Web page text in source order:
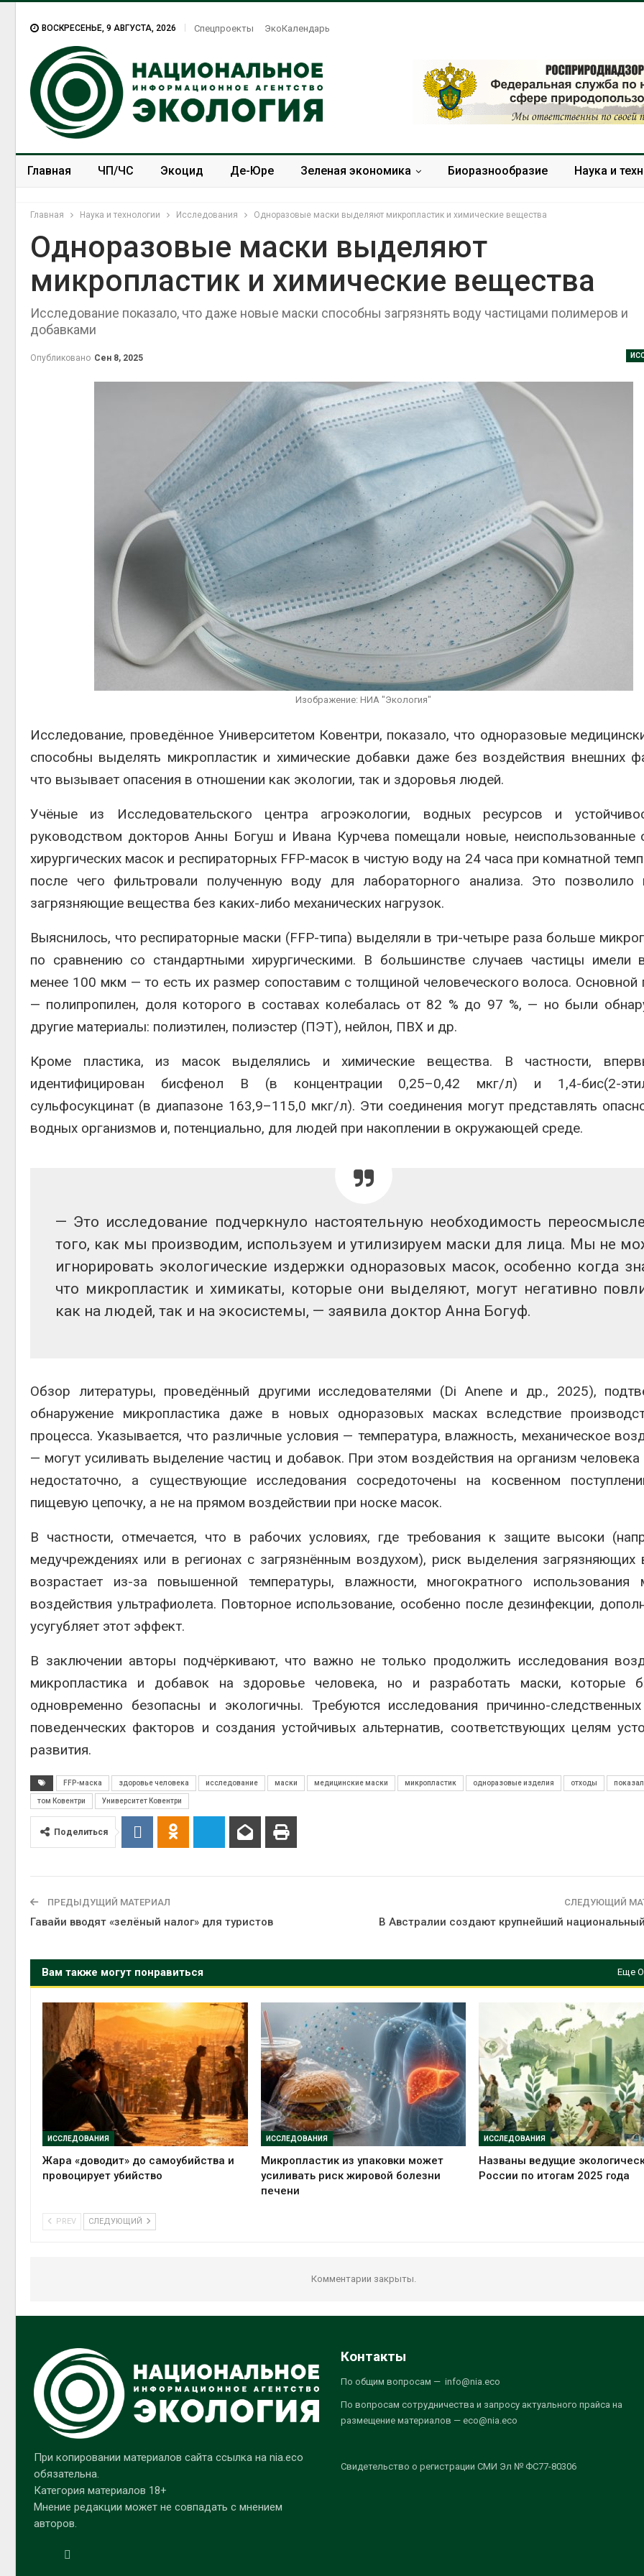
ВОСКРЕСЕНЬЕ, 9 АВГУСТА, 2026 Спецпроекты ЭкоКалендарь
Главная ЧП/ЧС Экоцид Де-Юре Зеленая экономика Биоразнообразие Наука и
Главная Наука и технологии Исследования Одноразовые маски выделяют микропластик и химические вещества
Одноразовые маски выделяют
микропластик и химические вещества
Исследование показало, что даже новые маски способны загрязнять воду частицами полимеров и
добавками
Опубликовано Сен 8, 2025
Изображение: НИА "Экология"
Исследование, проведённое Университетом Ковентри, показало, что одноразовые
способны выделять микропластик и химические добавки даже без воздействия внешних
что вызывает опасения в отношении как экологии, так и здоровья людей.
Учёные из Исследовательского центра агроэкологии, водных ресурсов и
руководством докторов Анны Богуш и Ивана Курчевa помещали новые, неиспользованные
хирургических масок и респираторных FFP-масок в чистую воду на 24 часа при комнатной
после чего фильтровали полученную воду для лабораторного анализа. Это позволило
загрязняющие вещества без каких-либо механических нагрузок.
Выяснилось, что респираторные маски (FFP-типа) выделяли в три-четыре раза больше
по сравнению со стандартными хирургическими. В большинстве случаев частицы имели
менее 100 мкм — то есть их размер сопоставим с толщиной человеческого волоса. Основной
— полипропилен, доля которого в составах колебалась от 82 % до 97 %, — но были
другие материалы: полиэтилен, полиэстер (ПЭТ), нейлон, ПВХ и др.
Кроме пластика, из масок выделялись и химические вещества. В частности,
идентифицирован бисфенол B (в концентрации 0,25–0,42 мкг/л) и 1,4-бис(2-
сульфосукцинат (в диапазоне 163,9–115,0 мкг/л). Эти соединения могут представлять
водных организмов и, потенциально, для людей при накоплении в окружающей среде.
— Это исследование подчеркнуло настоятельную необходимость
того, как мы производим, используем и утилизируем маски для лица. Мы не
игнорировать экологические издержки одноразовых масок, особенно когда
что микропластик и химикаты, которые они выделяют, могут негативно
как на людей, так и на экосистемы, — заявила доктор Анна Богуф.
Обзор литературы, проведённый другими исследователями (Di Anene и др., 2025),
обнаружение микропластика даже в новых одноразовых масках вследствие
процесса. Указывается, что различные условия — температура, влажность, механическое
— могут усиливать выделение частиц и добавок. При этом воздействия на организм человека
недостаточно, а существующие исследования сосредоточены на косвенном
пищевую цепочку, а не на прямом воздействии при носке масок.
В частности, отмечается, что в рабочих условиях, где требования к защите высоки
медучреждениях или в регионах с загрязнённым воздухом), риск выделения загрязняющих
возрастает из-за повышенной температуры, влажности, многократного использования
воздействия ультрафиолета. Повторное использование, особенно после дезинфекции,
усугубляет этот эффект.
В заключении авторы подчёркивают, что важно не только продолжить исследования
микропластика и добавок на здоровье человека, но и разработать маски, которые
одновременно безопасны и экологичны. Требуются исследования причинно-
поведенческих факторов и создания устойчивых альтернатив, соответствующих целям
развития.
FFP-маска здоровье человека исследование маски медицинские маски микропластик одноразовые изделия отходы
том Ковентри Университет Ковентри
Поделиться
ПРЕДЫДУЩИЙ МАТЕРИАЛ
Гавайи вводят «зелёный налог» для туристов
СЛЕДУЮЩИЙ
В Австралии создают крупнейший
Вам также могут понравиться Еще
ИССЛЕДОВАНИЯ
Жара «доводит» до самоубийства и
провоцирует убийство
ИССЛЕДОВАНИЯ
Микропластик из упаковки может
усиливать риск жировой болезни
печени
ИССЛЕДОВАНИЯ
Названы ведущие
России по итогам 2025 года
PREV СЛЕДУЮЩИЙ
Комментарии закрыты.
Американские экологи
предупредили о
из-за противопожарной
пены
России по итогам 2025
Тайфун, засуха и пожары:
сразу несколько
регионов столкнулись с
экстремальными
природными явлениями
Солнечные панели над
каналами позволяют
одновременно
вырабатывать энергию и
Дождевая вода с крыш
может помочь городам
переживать жару
Авг 7, 2026
потребовало ускорить
строительство мусорных
объектов и уборку
Авг 7, 2026
Жара «доводит» до
самоубийства и
провоцирует убийство
Авг 9, 2026
сырьё
Авг 9, 2026
усиливать риск жировой
болезни печени
Авг 8, 2026
Региональный
экологический контроль
в России фактически
ушёл от проверок к
наблюдению
Авг 8, 2026
Южная Корея ускорит
развитие солнечной
энергетики из-за роста
спроса со стороны ИИ
Авг 7, 2026
Приток воды в
водохранилища Волги и
превысить норму почти в
Авг 7, 2026
Евросоюз
увеличить
роста
Дом из
Авг 7, 2026
олени
перед
Авг 7, 2026
Ozon
помощи для
Нижнего
заповедника
Авг 7, 2026
полигоне:
Авг 7, 2026
При копировании материалов сайта ссылка на nia.eco
обязательна.
Категория материалов 18+
Мнение редакции может не совпадать с мнением
авторов.
Контакты
По общим вопросам — info@nia.eco
По вопросам сотрудничества и запросу актуального прайса на
размещение материалов — eco@nia.eco
Свидетельство о регистрации СМИ Эл № ФС77-80306